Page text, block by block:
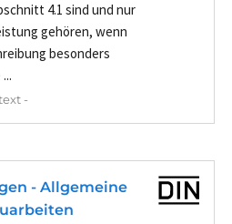
4.1 sind und nur
gehören, wenn
besonders
-
- Allgemeine